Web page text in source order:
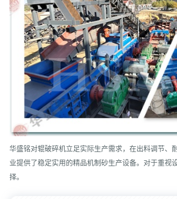
华盛铭对辊破碎机立足实际生产需求，在出料调节、
业提供了稳定实用的精品机制砂生产设备。对于重视
择。